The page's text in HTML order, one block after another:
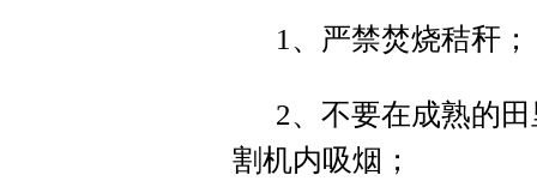
1、严禁焚烧秸秆；
2、不要在成熟的
割机内吸烟；